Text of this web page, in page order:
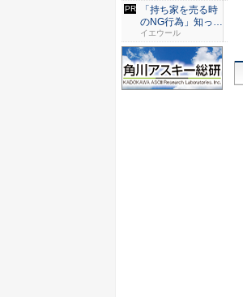
「持ち家を売る時
のNG行為」知って
るだけ...
イエウール